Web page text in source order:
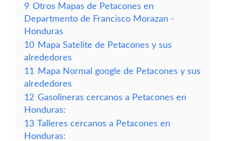
9 Otros Mapas de Petacones en
Departmento de Francisco Morazan -
Honduras
10 Mapa Satelite de Petacones y sus
alrededores
11
Mapa Normal google de Petacones y sus
alrededores
12 Gasolineras cercanos a Petacones en
Honduras:
13 Talleres cercanos a Petacones en
Honduras: